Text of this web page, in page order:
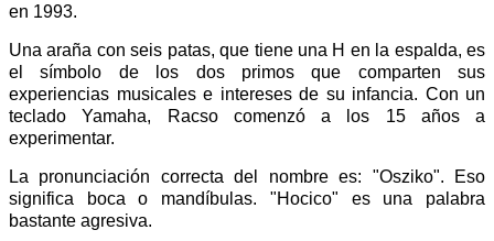
en 1993.
Una araña con seis patas, que tiene una H en la espalda, es
el símbolo de los dos primos que comparten sus
experiencias musicales e intereses de su infancia. Con un
teclado Yamaha, Racso comenzó a los 15 años a
experimentar.
La pronunciación correcta del nombre es: "Osziko". Eso
significa boca o mandíbulas. "Hocico" es una palabra
bastante agresiva.